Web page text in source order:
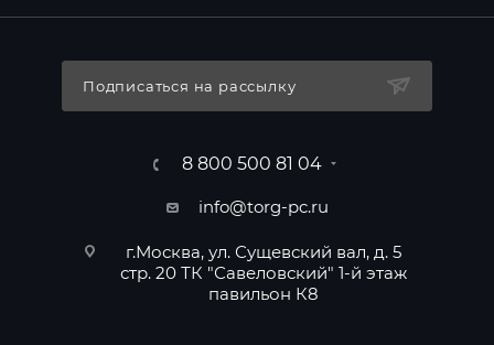
Подписаться на рассылку
8 800 500 81 04
info@torg-pc.ru
г.Москва, ул. Сущевский вал, д. 5
стр. 20 ТК "Савеловский" 1-й этаж
павильон К8